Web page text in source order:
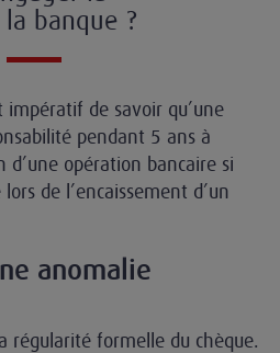
banque ?
de savoir qu’une
pendant 5 ans à
d’une opération bancaire si
de l’encaissement d’un
anomalie
régularité formelle du chèque.